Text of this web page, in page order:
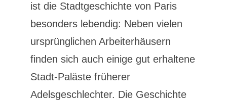
ist die Stadtgeschichte von Paris
besonders lebendig: Neben vielen
ursprünglichen Arbeiterhäusern
finden sich auch einige gut erhaltene
Stadt-Paläste früherer
Adelsgeschlechter. Die Geschichte